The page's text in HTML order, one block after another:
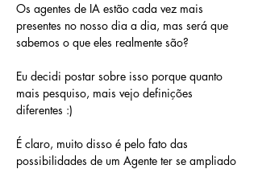
Os agentes de IA estão cada vez mais
presentes no nosso dia a dia, mas será que
sabemos o que eles realmente são?
Eu decidi postar sobre isso porque quanto
mais pesquiso, mais vejo definições
diferentes :)
É claro, muito disso é pelo fato das
possibilidades de um Agente ter se ampliado